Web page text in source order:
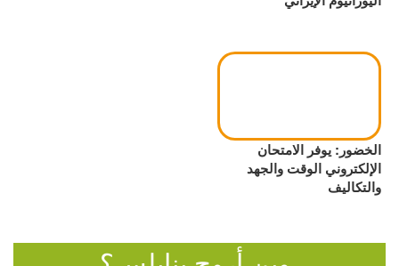
الخضور: يوفر الامتحان
الإلكتروني الوقت والجهد
والتكاليف